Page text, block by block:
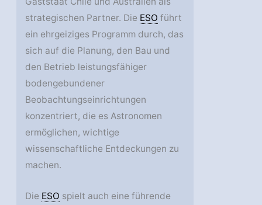
strategischen Partner. Die ESO führt
ein ehrgeiziges Programm durch, das
sich auf die Planung, den Bau und
den Betrieb leistungsfähiger
bodengebundener
Beobachtungseinrichtungen
konzentriert, die es Astronomen
ermöglichen, wichtige
wissenschaftliche Entdeckungen zu
machen.
Die ESO spielt auch eine führende